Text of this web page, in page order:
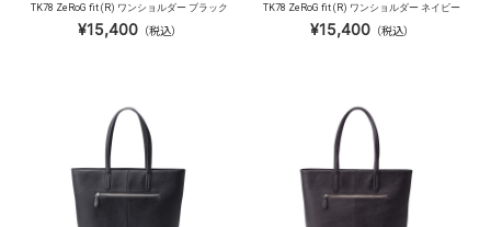
TK78 ZeRoG fit (R) ワンショルダー ブラック
¥15,400（税込）
TK78 ZeRoG fit (R) ワンショルダー ネイビー
¥15,400（税込）